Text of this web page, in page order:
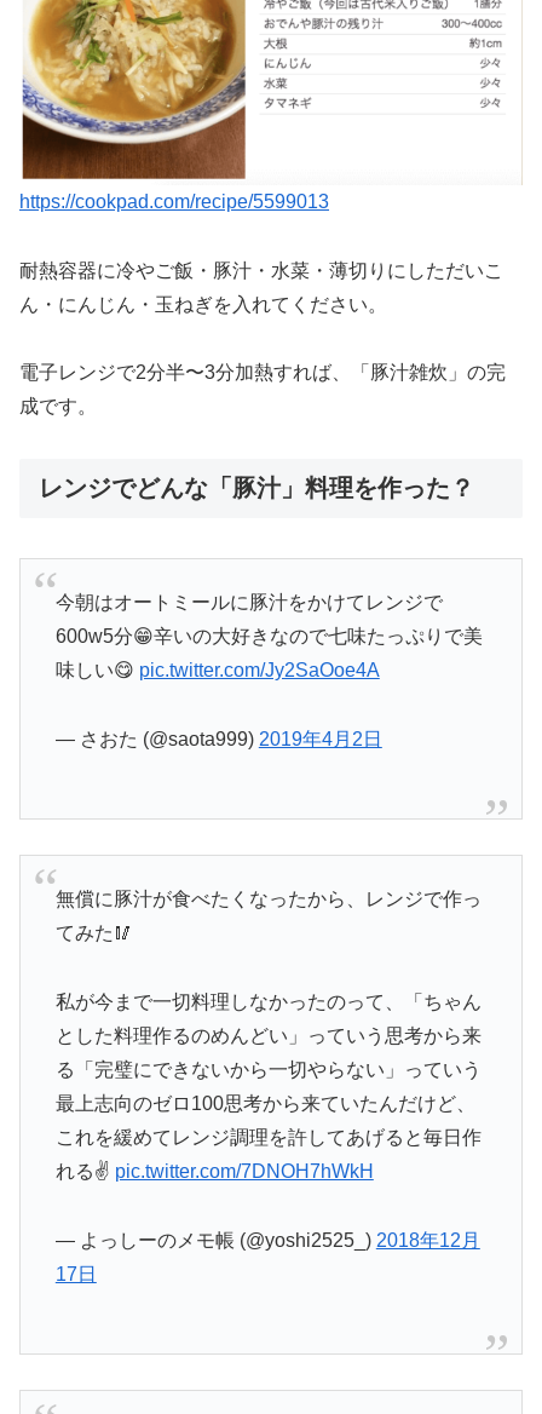
https://cookpad.com/recipe/5599013
耐熱容器に冷やご飯・豚汁・水菜・薄切りにしただいこ
ん・にんじん・玉ねぎを入れてください。
電子レンジで2分半〜3分加熱すれば、「豚汁雑炊」の完
成です。
レンジでどんな「豚汁」料理を作った？
今朝はオートミールに豚汁をかけてレンジで
600w5分😁辛いの大好きなので七味たっぷりで美
味しい😋 pic.twitter.com/Jy2SaOoe4A
— さおた (@saota999) 2019年4月2日
無償に豚汁が食べたくなったから、レンジで作っ
てみた🥢
私が今まで一切料理しなかったのって、「ちゃん
とした料理作るのめんどい」っていう思考から来
る「完璧にできないから一切やらない」っていう
最上志向のゼロ100思考から来ていたんだけど、
これを緩めてレンジ調理を許してあげると毎日作
れる✌️ pic.twitter.com/7DNOH7hWkH
— よっしーのメモ帳 (@yoshi2525_) 2018年12月
17日